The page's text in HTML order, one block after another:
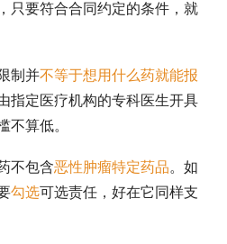
只要符合合同约定的条件，就
制并不等于想用什么药就能报
指定医疗机构的专科医生开具
不算低。
不包含恶性肿瘤特定药品。如
勾选可选责任，好在它同样支